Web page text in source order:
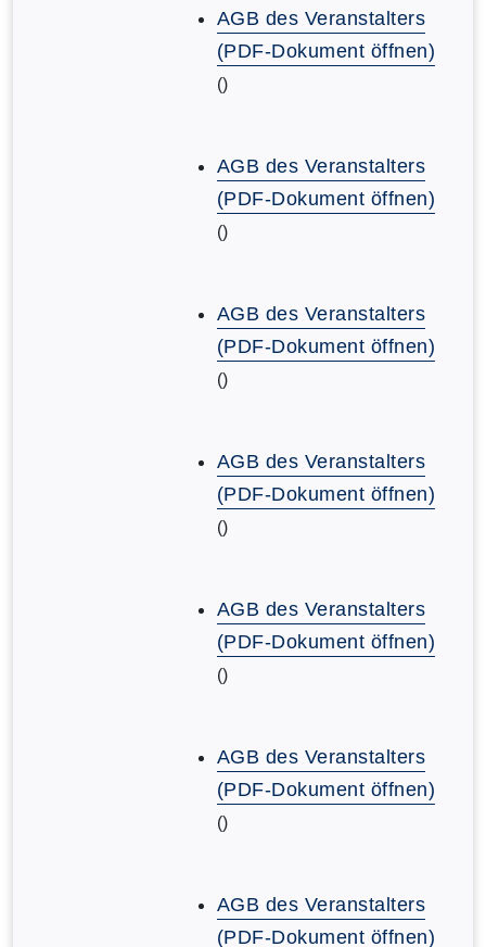
AGB des Veranstalters
(PDF-Dokument öffnen)
()
AGB des Veranstalters
(PDF-Dokument öffnen)
()
AGB des Veranstalters
(PDF-Dokument öffnen)
()
AGB des Veranstalters
(PDF-Dokument öffnen)
()
AGB des Veranstalters
(PDF-Dokument öffnen)
()
AGB des Veranstalters
(PDF-Dokument öffnen)
()
AGB des Veranstalters
(PDF-Dokument öffnen)